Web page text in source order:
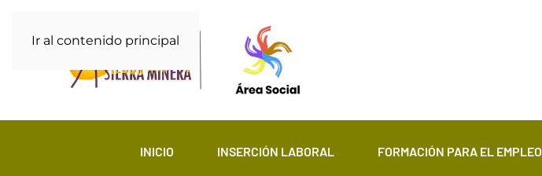
Ir al contenido principal
INICIO INSERCIÓN LABORAL FORMACIÓN PARA EL EMPLEO